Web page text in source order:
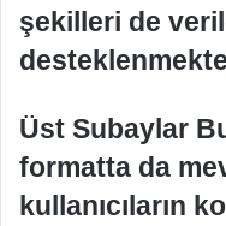
şekilleri de
Üst Subaylar
formatta da
kullanıcıların